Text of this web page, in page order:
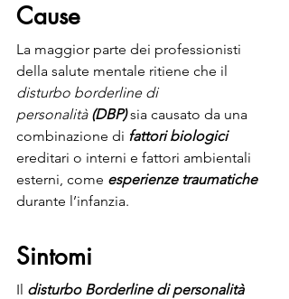
Cause
La maggior parte dei professionisti
della salute mentale ritiene che il
disturbo borderline di
personalità (DBP) sia causato da una
combinazione di fattori biologici
ereditari o interni e fattori ambientali
esterni, come esperienze traumatiche
durante l’infanzia.
Sintomi
Il disturbo Borderline di personalità